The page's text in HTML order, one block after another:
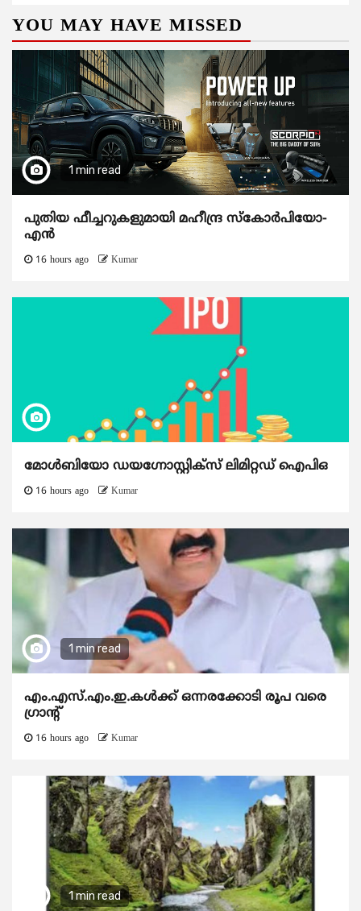
YOU MAY HAVE MISSED
1 min read
പുതിയ ഫീച്ചറുകളുമായി മഹീന്ദ്ര സ്കോർപിയോ-
എൻ
16 hours ago Kumar
മോൾബിയോ ഡയഗ്നോസ്റ്റിക്സ് ലിമിറ്റഡ് ഐപിഒ
16 hours ago Kumar
1 min read
എം.എസ്.എം.ഇ.കൾക്ക് ഒന്നരക്കോടി രൂപ വരെ
ഗ്രാന്റ്
16 hours ago Kumar
1 min read